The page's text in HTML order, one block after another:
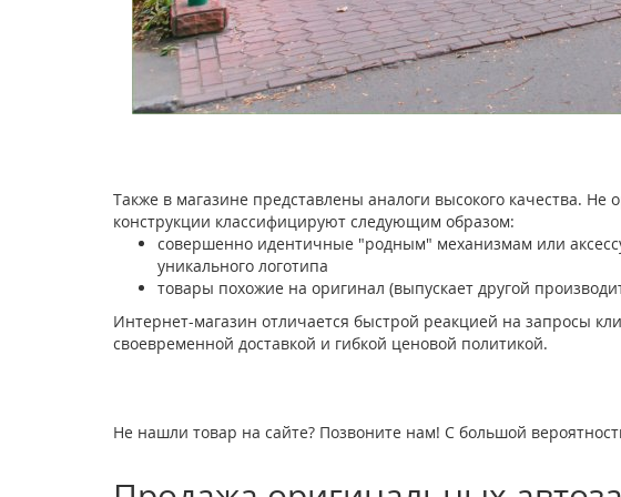
Также в магазине представлены аналоги высокого качества. Не
конструкции классифицируют следующим образом:
совершенно идентичные "родным" механизмам или
уникального логотипа
товары похожие на оригинал (выпускает другой
Интернет-магазин отличается быстрой реакцией на запросы
своевременной доставкой и гибкой ценовой политикой.
Не нашли товар на сайте? Позвоните нам! С большой